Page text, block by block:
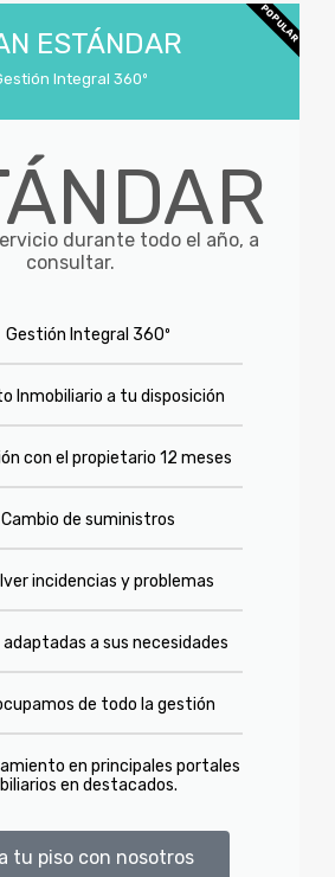
ESTÁNDAR
Integral 360º
durante todo el año, a
consultar.
Gestión Integral 360º
Inmobiliario a tu disposición
con el propietario 12 meses
Cambio de suministros
incidencias y problemas
a sus necesidades
de todo la gestión
en principales portales
en destacados.
tu piso con nosotros
POPULAR